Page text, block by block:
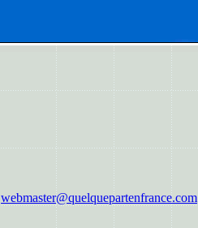
webmaster@quelquepartenfrance.com